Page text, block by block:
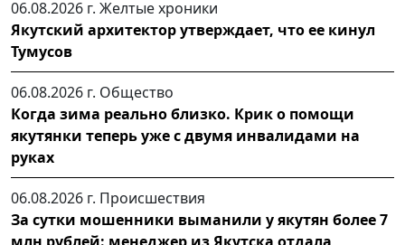
06.08.2026 г. Желтые хроники
Якутский архитектор утверждает, что ее кинул
Тумусов
06.08.2026 г. Общество
Когда зима реально близко. Крик о помощи
якутянки теперь уже с двумя инвалидами на
руках
06.08.2026 г. Происшествия
За сутки мошенники выманили у якутян более 7